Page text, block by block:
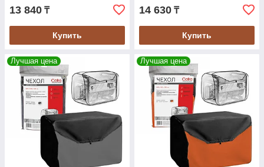
13 840 ₸
Купить
14 630 ₸
Купить
Лучшая цена Лучшая цена